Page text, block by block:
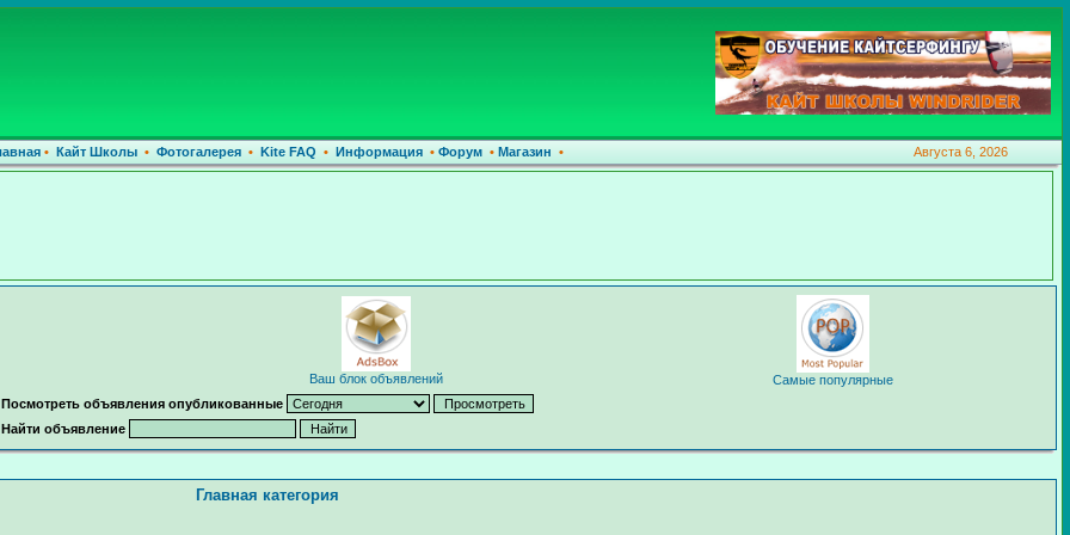
• Кайт Школы • Фотогалерея• Kite FAQ • Информация•Форум•Магазин • Августа 6, 2026
Ваш блок объявлений
Самые популярные
Посмотреть объявления опубликованные
Найти объявление
Главная категория